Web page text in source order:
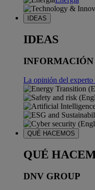
IDEAS
IDEAS
La opinión del experto
QUÉ HACEMOS
QUÉ
DNV GROUP